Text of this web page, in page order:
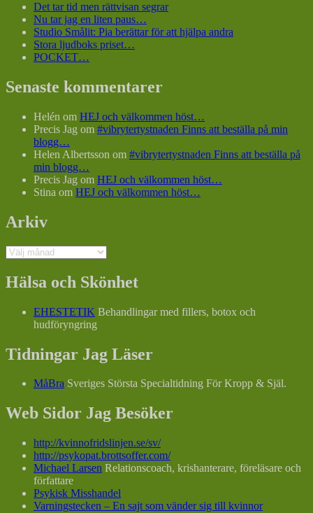
Det tar tid men rättvisan segrar
Nu tar jag en liten paus…
Studio Smålit: Pia berättar för att hjälpa andra
Stora ljudboks priset…
POCKET…
Senaste kommentarer
Helén om HEJ och välkommen höst…
Precis Jag om #vibrytertystnaden Finns att beställa på min
blogg…
Helen Albertsson om #vibrytertystnaden Finns att beställa på
min blogg…
Precis Jag om HEJ och välkommen höst…
Stina om HEJ och välkommen höst…
Arkiv
Arkiv
Hälsa och Skönhet
EHESTETIK Behandlingar med fillers, botox och
hudföryngring
Tidningar Jag Läser
MåBra Sveriges Största Specialtidning För Kropp & Själ.
Web Sidor Jag Besöker
http://kvinnofridslinjen.se/sv/
http://psykopat.brottsoffer.com/
Michael Larsen Relationscoach, krishanterare, föreläsare och
författare
Psykisk Misshandel
Varningstecken – En sajt som vänder sig till kvinnor